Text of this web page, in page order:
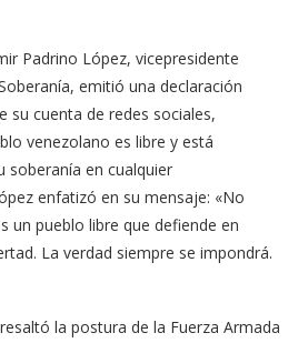
Padrino López, vicepresidente
emitió una declaración
su cuenta de redes sociales,
venezolano es libre y está
soberanía en cualquier
enfatizó en su mensaje: «No
un pueblo libre que defiende en
La verdad siempre se impondrá.
la postura de la Fuerza Armada